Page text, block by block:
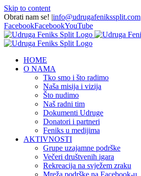
Skip to content
Obrati nam se! |info@udrugafenikssplit.com
FacebookFacebookYouTube
HOME
O NAMA
Tko smo i što radimo
Naša misija i vizija
Što nudimo
Naš radni tim
Dokumenti Udruge
Donatori i partneri
Feniks u medijima
AKTIVNOSTI
Grupe uzajamne podrške
Večeri društvenih igara
Rekreacija na svježem zraku
Mreža podrške na Facebook-u